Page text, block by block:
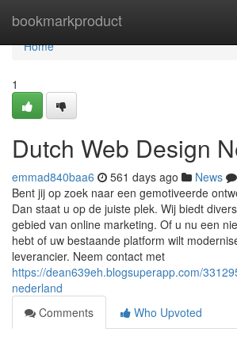
bookmarkproduct
Home
Home
1
Dutch Web Design
emmad840baa6 561 days ago News
Bent jij op zoek naar een gemotiveerde
Dan staat u op de juiste plek. Wij biedt
gebied van online marketing. Of u nu een
hebt of uw bestaande platform wilt
leverancier. Neem contact met
https://dean639eh.blogsuperapp.com/
nederland
Comments
Who Upvoted